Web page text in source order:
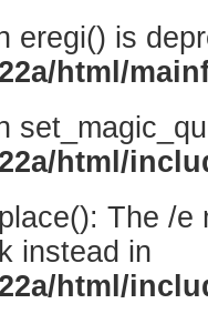
eregi() is
html/
html/
The /
instead in
html/